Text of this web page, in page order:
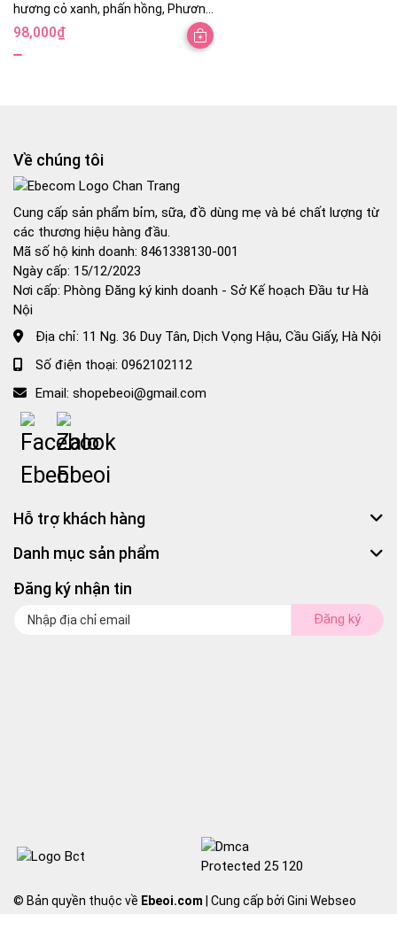
hương cỏ xanh, phấn hồng, Phương
Đông
98,000₫
Về chúng tôi
Cung cấp sản phẩm bỉm, sữa, đồ dùng mẹ và bé chất lượng từ
các thương hiệu hàng đầu.
Mã số hộ kinh doanh: 8461338130-001
Ngày cấp: 15/12/2023
Nơi cấp: Phòng Đăng ký kinh doanh - Sở Kế hoạch Đầu tư Hà
Nội
Địa chỉ: 11 Ng. 36 Duy Tân, Dịch Vọng Hậu, Cầu Giấy, Hà Nội
Số điện thoại: 0962102112
Email: shopebeoi@gmail.com
Hỗ trợ khách hàng
Danh mục sản phẩm
Đăng ký nhận tin
Đăng ký
© Bản quyền thuộc về Ebeoi.com | Cung cấp bởi Gini Webseo